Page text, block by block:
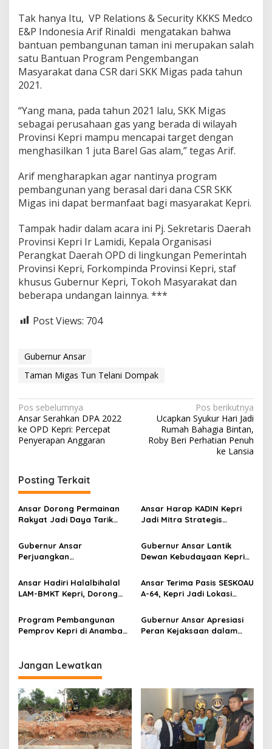
Tak hanya Itu, VP Relations & Security KKKS Medco
E&P Indonesia Arif Rinaldi mengatakan bahwa
bantuan pembangunan taman ini merupakan salah
satu Bantuan Program Pengembangan
Masyarakat dana CSR dari SKK Migas pada tahun
2021.
“Yang mana, pada tahun 2021 lalu, SKK Migas
sebagai perusahaan gas yang berada di wilayah
Provinsi Kepri mampu mencapai target dengan
menghasilkan 1 juta Barel Gas alam,” tegas Arif.
Arif mengharapkan agar nantinya program
pembangunan yang berasal dari dana CSR SKK
Migas ini dapat bermanfaat bagi masyarakat Kepri.
Tampak hadir dalam acara ini Pj. Sekretaris Daerah
Provinsi Kepri Ir Lamidi, Kepala Organisasi
Perangkat Daerah OPD di lingkungan Pemerintah
Provinsi Kepri, Forkompinda Provinsi Kepri, staf
khusus Gubernur Kepri, Tokoh Masyarakat dan
beberapa undangan lainnya. ***
Post Views: 704
Gubernur Ansar
Taman Migas Tun Telani Dompak
N
a
v
g
a
s
p
o
s
Pos sebelumnya
Ansar Serahkan DPA 2022
ke OPD Kepri: Percepat
Penyerapan Anggaran
Pos berikutnya
Ucapkan Syukur Hari Jadi
Rumah Bahagia Bintan,
Roby Beri Perhatian Penuh
ke Lansia
Posting Terkait
Ansar Dorong Permainan
Rakyat Jadi Daya Tarik
Ansar Harap KADIN Kepri
Jadi Mitra Strategis
Gubernur Ansar
Perjuangkan
Penyengat, Wamen Giring
Siap Dukung Penuh
Gubernur Ansar Lantik
Dewan Kebudayaan Kepri
Ansar Hadiri Halalbihalal
LAM-BMKT Kepri, Dorong
Budaya Melayu
Ansar Terima Pasis SESKOAU
A-64, Kepri Jadi Lokasi
Ruang Udara Perbatasan
Program Pembangunan
Pemprov Kepri di Anambas
Gubernur Ansar Apresiasi
Peran Kejaksaan dalam
Jangan Lewatkan